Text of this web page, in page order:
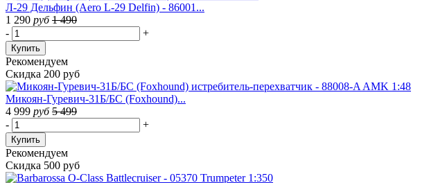
Л-29 Дельфин (Aero L-29 Delfin) - 86001...
1 290 руб 1 490
-
+
Купить
Рекомендуем
Скидка 200 руб
Микоян-Гуревич-31Б/БС (Foxhound)...
4 999 руб 5 499
-
+
Купить
Рекомендуем
Скидка 500 руб